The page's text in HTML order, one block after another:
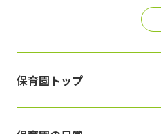
保育園トップ